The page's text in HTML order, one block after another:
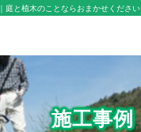
｜庭と植木のことならおまかせください
施工事例